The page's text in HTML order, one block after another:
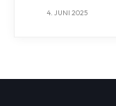
4. JUNI 2025